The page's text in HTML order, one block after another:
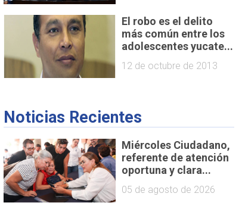
El robo es el delito
más común entre los
adolescentes yucate...
12 de octubre de 2013
Noticias Recientes
Miércoles Ciudadano,
referente de atención
oportuna y clara...
05 de agosto de 2026